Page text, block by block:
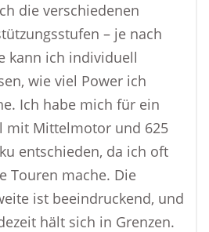
die verschiedenen
– je nach
kann ich individuell
wie viel Power ich
Ich habe mich für ein
mit Mittelmotor und 625
entschieden, da ich oft
Touren mache. Die
ist beeindruckend, und
hält sich in Grenzen.